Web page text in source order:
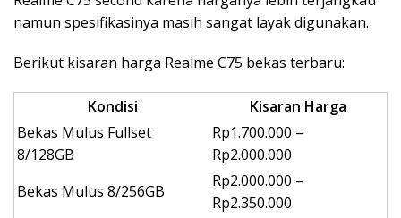
namun spesifikasinya masih sangat layak digunakan.
Berikut kisaran harga Realme C75 bekas terbaru:
Kondisi
Kisaran Harga
Bekas Mulus Fullset
8/128GB
Rp1.700.000 –
Rp2.000.000
Bekas Mulus 8/256GB
Rp2.000.000 –
Rp2.350.000